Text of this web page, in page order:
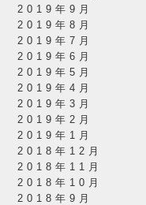
2019年9月
2019年8月
2019年7月
2019年6月
2019年5月
2019年4月
2019年3月
2019年2月
2019年1月
2018年12月
2018年11月
2018年10月
2018年9月